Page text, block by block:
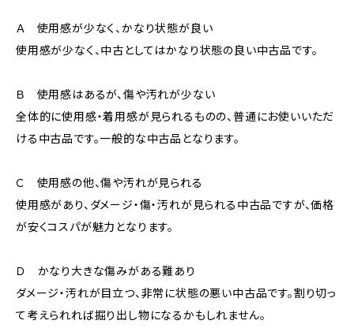
Ａ 使用感が少なく、かなり状態が良い
使用感が少なく、中古としてはかなり状態の良い中古品です。
Ｂ 使用感はあるが、傷や汚れが少ない
全体的に使用感・着用感が見られるものの、普通にお使いいただ
ける中古品です。一般的な中古品となります。
Ｃ 使用感の他、傷や汚れが見られる
使用感があり、ダメージ・傷・汚れが見られる中古品ですが、価格
が安くコスパが魅力となります。
Ｄ かなり大きな傷みがある難あり
ダメージ・汚れが目立つ、非常に状態の悪い中古品です。割り切っ
て考えられれば掘り出し物になるかもしれません。